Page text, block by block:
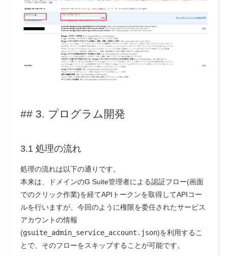
## 3. プログラム開発
3.1 処理の流れ
処理の流れは以下の通りです。
本来は、ドメインのG Suite管理者による認証フロー(画面
でのクリック作業)を経てAPIトークンを取得してAPIコー
ルを行いますが、今回のように権限を委任されたサービス
アカウントの情報
(gsuite_admin_service_account.json)を利用するこ
とで、そのフローをスキップすることが可能です。